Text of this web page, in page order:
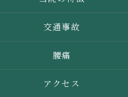
交通事故
腰痛
アクセス